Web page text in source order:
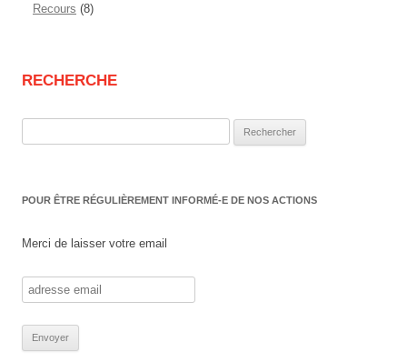
Recours (8)
RECHERCHE
POUR ÊTRE RÉGULIÈREMENT INFORMÉ-E DE NOS ACTIONS
Merci de laisser votre email